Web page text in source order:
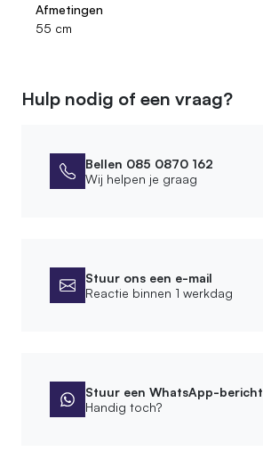
Afmetingen
55 cm
Hulp nodig of een vraag?
Bellen 085 0870 162
Wij helpen je graag
Stuur ons een e-mail
Reactie binnen 1 werkdag
Stuur een WhatsApp-bericht
Handig toch?